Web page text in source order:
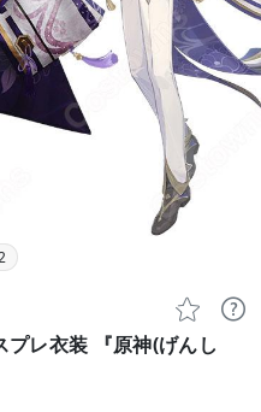
 
レ衣装 『原神(げんし